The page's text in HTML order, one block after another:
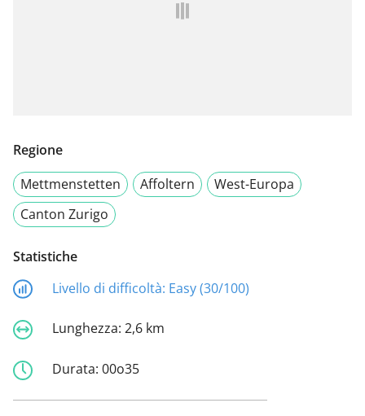
Regione
Mettmenstetten
Affoltern
West-Europa
Canton Zurigo
Statistiche
Livello di difficoltà: Easy (30/100)
Lunghezza: 2,6 km
Durata: 00o35